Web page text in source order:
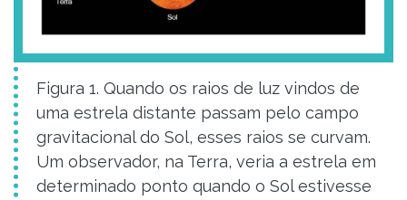
Figura 1. Quando os raios de luz vindos de
uma estrela distante passam pelo campo
gravitacional do Sol, esses raios se curvam.
Um observador, na Terra, veria a estrela em
determinado ponto quando o Sol estivesse